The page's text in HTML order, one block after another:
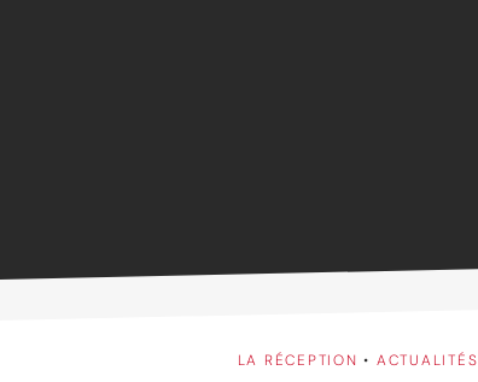
LA RÉCEPTION • ACTUALITÉS